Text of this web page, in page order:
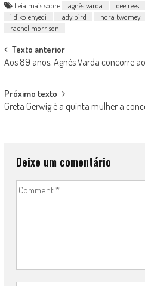
Leia mais sobre agnès varda dee rees
ildiko enyedi
lady bird nora twomey
rachel morrison
Post
navigation
Texto anterior
Aos 89 anos, Agnès Varda concorre
Próximo texto
Greta Gerwig é a quinta mulher a
Deixe um comentário